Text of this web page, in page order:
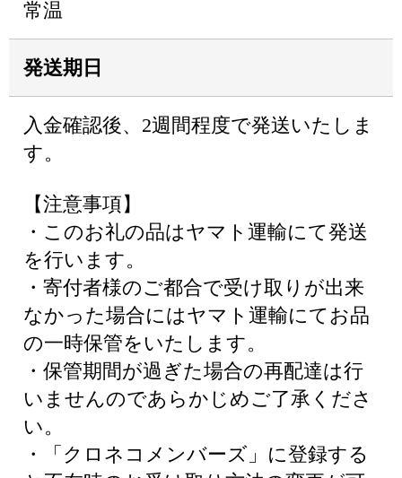
常温
発送期日
入金確認後、2週間程度で発送いたしま
す。
【注意事項】
・このお礼の品はヤマト運輸にて発送
を行います。
・寄付者様のご都合で受け取りが出来
なかった場合にはヤマト運輸にてお品
の一時保管をいたします。
・保管期間が過ぎた場合の再配達は行
いませんのであらかじめご了承くださ
い。
・「クロネコメンバーズ」に登録する